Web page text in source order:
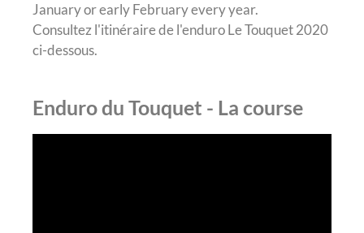
January or early February every year.
Consultez l'itinéraire de l'enduro Le Touquet 2020
ci-dessous.
Enduro du Touquet - La course